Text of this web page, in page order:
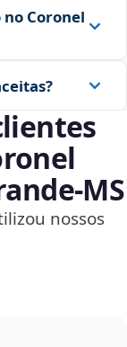
Coronel
nossos